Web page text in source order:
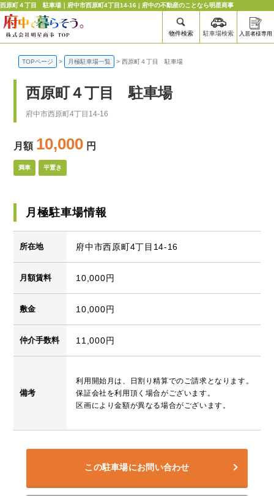
西原町４丁目 駐車場｜府中市西原町4丁目14-16 | 府中の不動産のことなら明星商事
物件検索 駐車場検索 入居者様専用
TOPページ > 月極駐車場一覧 >西原町４丁目 駐車場
西原町４丁目 駐車場
府中市西原町4丁目14-16
月額 10,000 円
満車 平置き
月極駐車場情報
所在地 府中市西原町4丁目14-16
月額賃料 10,000円
敷金 10,000円
仲介手数料 11,000円
備考
利用開始月は、日割り精算でのご請求となります。
保証会社を利用頂く場合がございます。
区画により金額が異なる場合がございます。
この駐車場にお問い合わせ